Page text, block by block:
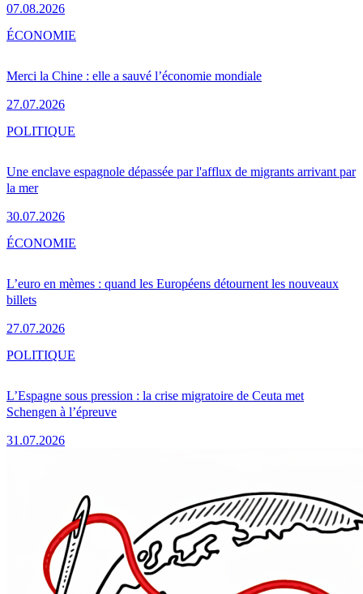
07.08.2026
Merci la Chine : elle a sauvé l’économie mondiale
27.07.2026
ÉCONOMIE
Une enclave espagnole dépassée par l'afflux de migrants arrivant par
la mer
30.07.2026
POLITIQUE
L’euro en mèmes : quand les Européens détournent les nouveaux
billets
27.07.2026
ÉCONOMIE
L’Espagne sous pression : la crise migratoire de Ceuta met
Schengen à l’épreuve
31.07.2026
POLITIQUE